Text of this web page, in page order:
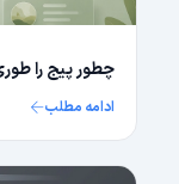
چطور پیج را
ادامه مطلب